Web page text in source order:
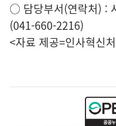
○ 담당부서(연락처) :
(041-660-2216)
<자료 제공=인사혁신